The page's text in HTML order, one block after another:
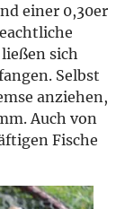
einer 0,30er
sich
Selbst
anziehen,
Auch von
Fische